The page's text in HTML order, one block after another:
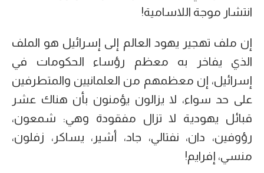
انتشار موجة اللاسامية!
إن ملف تهجير يهود العالم إلى إسرائيل هو الملف
الذي يفاخر به معظم رؤساء الحكومات في
إسرائيل، إن معظمهم من العلمانيين والمتطرفين
على حد سواء، لا يزالون يؤمنون بأن هناك عشر
قبائل يهودية لا تزال مفقودة وهي: شمعون،
رؤوفين، دان، نفتالي، جاد، أشير، يساكر، زفلون،
منسي، إفرايم!